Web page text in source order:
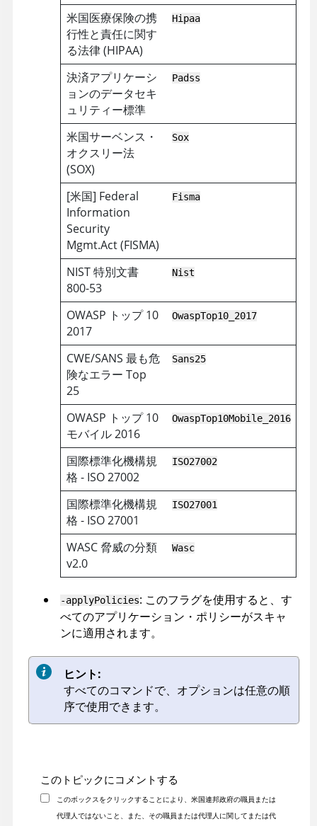
米国医療保険の携
行性と責任に関す
る法律 (HIPAA)
Hipaa
決済アプリケーシ
ョンのデータセキ
ュリティー標準
Padss
米国サーベンス・
オクスリー法
(SOX)
Sox
[米国] Federal
Information
Security
Mgmt.Act (FISMA)
Fisma
NIST 特別文書
800-53
Nist
OWASP トップ 10
2017
OwaspTop10_2017
CWE/SANS 最も危
険なエラー Top
25
Sans25
OWASP トップ 10
モバイル 2016
OwaspTop10Mobile_2016
国際標準化機構規
格 - ISO 27002
ISO27002
国際標準化機構規
格 - ISO 27001
ISO27001
WASC 脅威の分類
v2.0
Wasc
-applyPolicies: このフラグを使用すると、す
べてのアプリケーション・ポリシーがスキャ
ンに適用されます。
ヒント:
すべてのコマンドで、オプションは任意の順
序で使用できます。
このトピックにコメントする
このボックスをクリックすることにより、米国連邦政府の職員または
代理人ではないこと、また、その職員または代理人に関してまたは代